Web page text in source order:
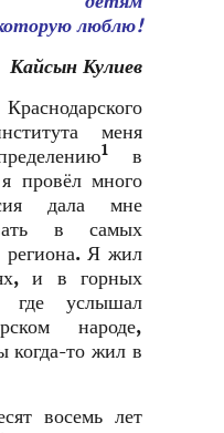
люблю!
Кайсын Кулиев
меня
1
в
провёл много
дала мне
в самых
региона. Я жил
и в горных
где услышал
народе,
когда-то жил в
восемь лет